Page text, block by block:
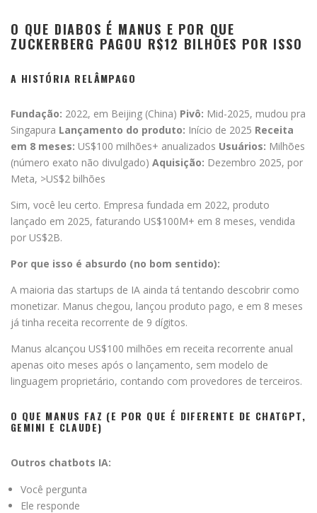
O QUE DIABOS É MANUS E POR QUE
ZUCKERBERG PAGOU R$12 BILHÕES POR ISSO
A HISTÓRIA RELÂMPAGO
Fundação: 2022, em Beijing (China) Pivô: Mid-2025, mudou pra
Singapura Lançamento do produto: Início de 2025 Receita
em 8 meses: US$100 milhões+ anualizados Usuários: Milhões
(número exato não divulgado) Aquisição: Dezembro 2025, por
Meta, >US$2 bilhões
Sim, você leu certo. Empresa fundada em 2022, produto
lançado em 2025, faturando US$100M+ em 8 meses, vendida
por US$2B.
Por que isso é absurdo (no bom sentido):
A maioria das startups de IA ainda tá tentando descobrir como
monetizar. Manus chegou, lançou produto pago, e em 8 meses
já tinha receita recorrente de 9 dígitos.
Manus alcançou US$100 milhões em receita recorrente anual
apenas oito meses após o lançamento, sem modelo de
linguagem proprietário, contando com provedores de terceiros.
O QUE MANUS FAZ (E POR QUE É DIFERENTE DE CHATGPT,
GEMINI E CLAUDE)
Outros chatbots IA:
Você pergunta
Ele responde